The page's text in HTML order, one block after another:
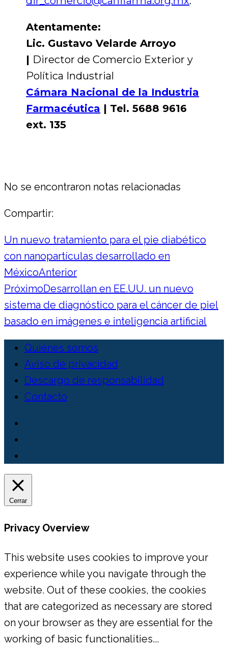
Atentamente:
Lic. Gustavo Velarde Arroyo
| Director de Comercio Exterior y
Política Industrial
Cámara Nacional de la Industria
Farmacéutica | Tel. 5688 9616
ext. 135
No se encontraron notas relacionadas
Compartir:
Un nuevo tratamiento para el pie diabético
con nanopartículas desarrollado en
MéxicoAnterior
PróximoDesarrollan en EE.UU. un nuevo
sistema de diagnóstico para el cáncer de piel
basado en imágenes e inteligencia artificial
Quiénes somos
Aviso de privacidad
Descargo de responsabilidad
Contacto
Cerrar
Privacy Overview
This website uses cookies to improve your
experience while you navigate through the
website. Out of these cookies, the cookies
that are categorized as necessary are stored
on your browser as they are essential for the
working of basic functionalities...